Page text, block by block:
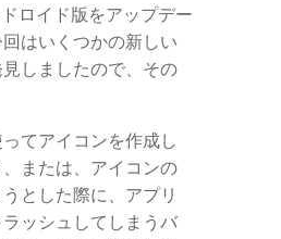
ロイド版をアップデー
回はいくつかの新しい
しましたので、その
てアイコンを作成し
または、アイコンの
とした際に、アプリ
ッシュしてしまうバ